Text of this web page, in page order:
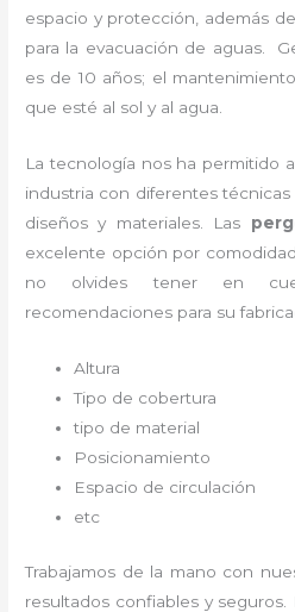
espacio y protección, además
para la evacuación de aguas.
es de 10 años; el
que esté al sol y al agua.
La tecnología nos ha permitido
industria con diferentes
diseños y materiales. Las
excelente opción por
no olvides tener en
recomendaciones para su
Altura
Tipo de cobertura
tipo de material
Posicionamiento
Espacio de circulación
etc
Trabajamos de la mano con
resultados confiables y